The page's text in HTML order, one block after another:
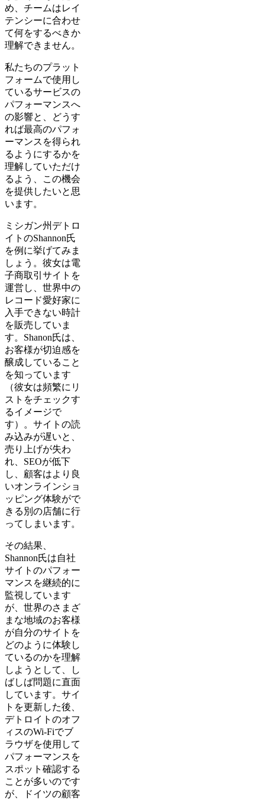
め、チームはレイ
テンシーに合わせ
て何をするべきか
理解できません。
私たちのプラット
フォームで使用し
ているサービスの
パフォーマンスへ
の影響と、どうす
れば最高のパフォ
ーマンスを得られ
るようにするかを
理解していただけ
るよう、この機会
を提供したいと思
います。
ミシガン州デトロ
イトのShannon氏
を例に挙げてみま
しょう。彼女は電
子商取引サイトを
運営し、世界中の
レコード愛好家に
入手できない時計
を販売していま
す。Shanon氏は、
お客様が切迫感を
醸成していること
を知っています
（彼女は頻繁にリ
ストをチェックす
るイメージで
す）。サイトの読
み込みが遅いと、
売り上げが失わ
れ、SEOが低下
し、顧客はより良
いオンラインショ
ッピング体験がで
きる別の店舗に行
ってしまいます。
その結果、
Shannon氏は自社
サイトのパフォー
マンスを継続的に
監視しています
が、世界のさまざ
まな地域のお客様
が自分のサイトを
どのように体験し
ているのかを理解
しようとして、し
ばしば問題に直面
しています。サイ
トを更新した後、
デトロイトのオフ
ィスのWi-Fiでブ
ラウザを使用して
パフォーマンスを
スポット確認する
ことが多いのです
が、ドイツの顧客